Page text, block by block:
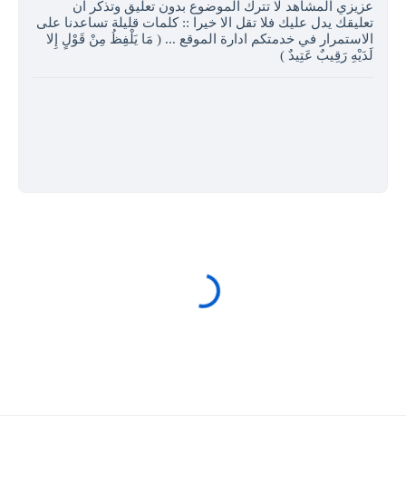
عزيزي المشاهد لا تترك الموضوع بدون تعليق وتذكر ان
تعليقك يدل عليك فلا تقل الا خيرا :: كلمات قليلة تساعدنا على
الاستمرار في خدمتكم ادارة الموقع ... ( مَا يَلْفِظُ مِنْ قَوْلٍ إِلا
لَدَيْهِ رَقِيبٌ عَتِيدٌ )